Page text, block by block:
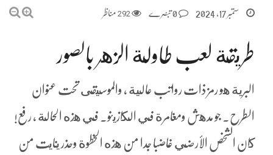
ستمبر 17, 2024 292 مناظر
طريقة لعب طاولة الزهر بالصور
البرية هو رمز ذات رواتب عالية ، والموسيقى تحت عنوان
الطرح. جو مدهش ومغامرة في الكازينو. في هذه الحالة ، رفع!
كان الشخص الأرضي غاضبا جدا من هذه الخطوة وحذر ينايت من